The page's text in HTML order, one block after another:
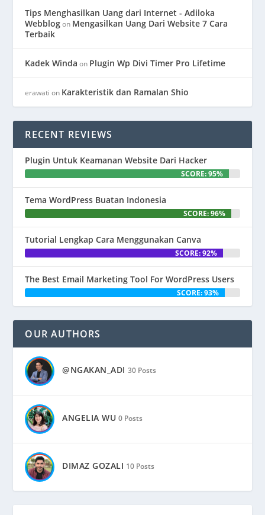
Tips Menghasilkan Uang dari Internet - Adiloka
Webblogon Mengasilkan Uang Dari Website 7 Cara
Terbaik
Kadek Winda on Plugin Wp Divi Timer Pro Lifetime
erawati on Karakteristik dan Ramalan Shio
RECENT REVIEWS
Plugin Untuk Keamanan Website Dari Hacker
SCORE: 95%
Tema WordPress Buatan Indonesia
SCORE: 96%
Tutorial Lengkap Cara Menggunakan Canva
SCORE: 92%
The Best Email Marketing Tool For WordPress Users
SCORE: 93%
OUR AUTHORS
@NGAKAN_ADI 30 Posts
ANGELIA WU 0 Posts
DIMAZ GOZALI 10 Posts